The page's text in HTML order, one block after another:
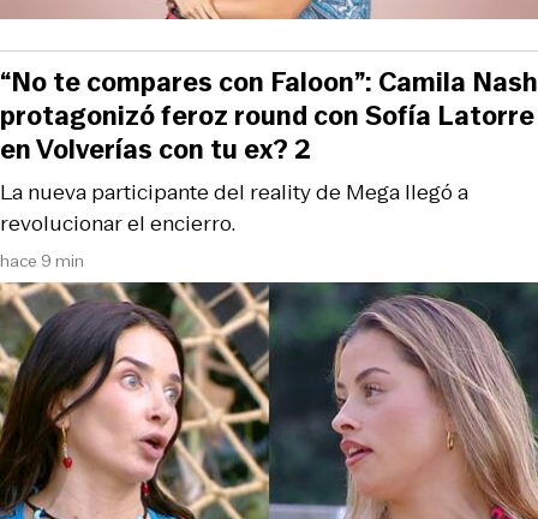
hace 9 min
La nueva participante del reality de Mega llegó a
revolucionar el encierro.
“No te compares con Faloon”: Camila Nash
protagonizó feroz round con Sofía Latorre
en Volverías con tu ex? 2